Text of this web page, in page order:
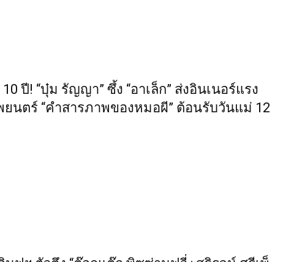
ปี! “บุ๋ม รัญญา” ซึ้ง “อาเล็ก” ส่งอินเนอร์แรง
นตร์ “คำสารภาพของหมอผี” ต้อนรับวันแม่ 12